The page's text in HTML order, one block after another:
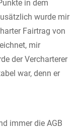
in dem
wurde mir
Fairtrag von
mir
der Vercharterer
war, denn er
immer die AGB